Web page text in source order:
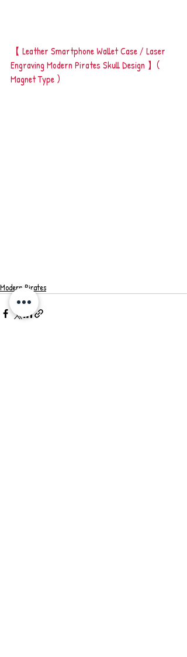
【 Leather Smartphone Wallet Case / Laser
Engraving Modern Pirates Skull Design 】(
Magnet Type )
Modern Pirates